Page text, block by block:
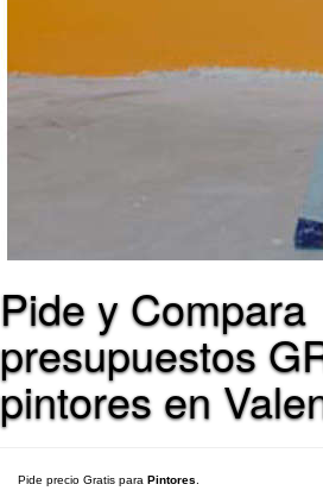
Pide y Compara
presupuestos
pintores en
Pide precio Gratis para Pintores